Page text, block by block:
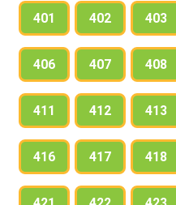
401 402 403
406 407 408
411 412 413
416 417 418